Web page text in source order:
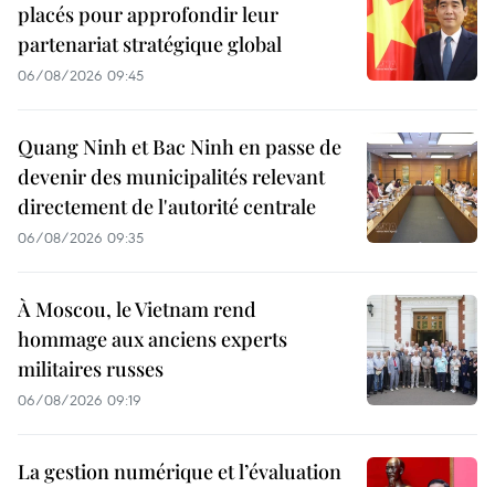
placés pour approfondir leur
partenariat stratégique global
06/08/2026 09:45
Quang Ninh et Bac Ninh en passe de
devenir des municipalités relevant
directement de l'autorité centrale
06/08/2026 09:35
À Moscou, le Vietnam rend
hommage aux anciens experts
militaires russes
06/08/2026 09:19
La gestion numérique et l’évaluation